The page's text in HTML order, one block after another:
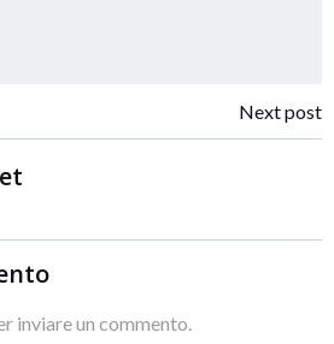
Navigazione
Next post
inviare un commento.